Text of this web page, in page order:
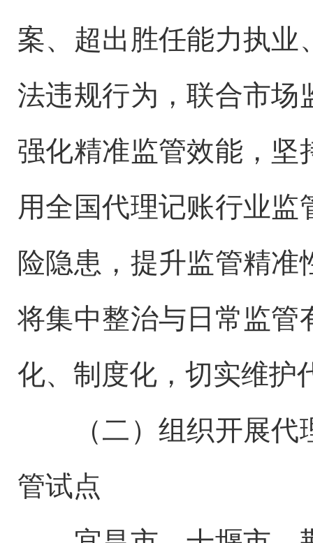
案、超出胜任能力执业
法违规行为，联合市场
强化精准监管效能，坚
用全国代理记账行业
险隐患，提升监管精
将集中整治与日常监管
化、制度化，切实维护
（二）组织开展
管试点